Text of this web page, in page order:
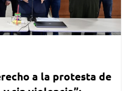
a la protesta de